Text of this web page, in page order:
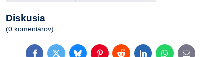
Diskusia
(0 komentárov)